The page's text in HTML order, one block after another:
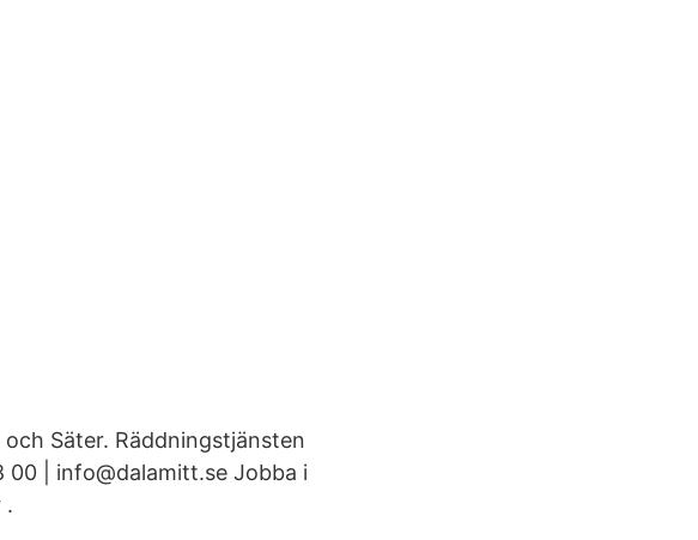
Säter. Räddningstjänsten
00 | info@dalamitt.se Jobba i
.